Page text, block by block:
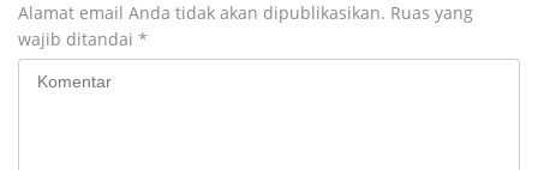
Alamat email Anda tidak akan dipublikasikan. Ruas yang
wajib ditandai *